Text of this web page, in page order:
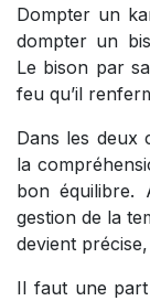
Dompter un
dompter un
Le bison par
feu qu’il
Dans les deux
la
bon équilibre.
gestion de la
devient
Il faut une part